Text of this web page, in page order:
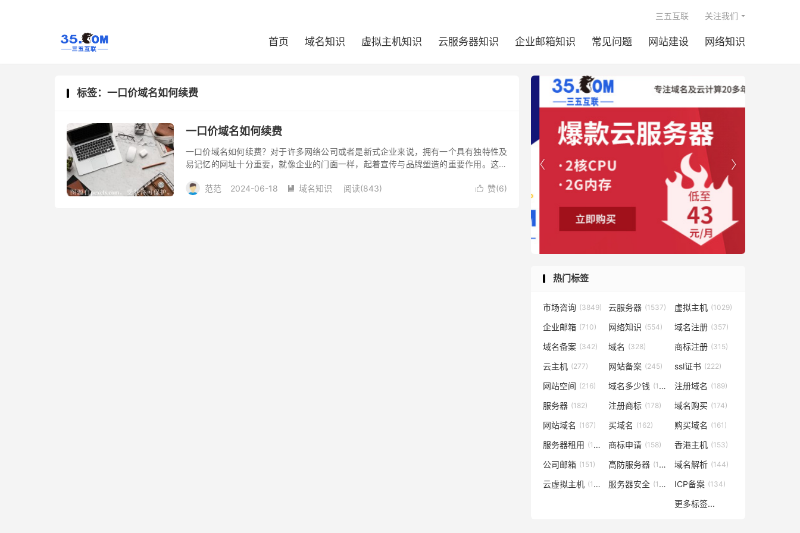
首页 域名知识 虚拟主机知识 云服务器知识 企业邮箱知识 常见问题 网站建设 网络知识
三五互联 关注我们
标签：一口价域名如何续费
一口价域名如何续费
一口价域名如何续费？对于许多网络公司或者是新式企业来说，拥有一个具有独特性及
易记忆的网址十分重要，就像企业的门面一样，起着宣传与品牌塑造的重要作用。这便
范范
2024-06-18  域名知识 阅读(843)  赞(6)


热门标签
市场咨询 (3849) 云服务器 (1537) 虚拟主机 (1029)
企业邮箱 (710) 网络知识 (554) 域名注册 (357)
域名备案 (342) 域名 (328) 商标注册 (315)
云主机 (277) 网站备案 (245) ssl证书 (222)
网站空间 (216) 域名多少钱 (194) 注册域名 (189)
服务器 (182) 注册商标 (178) 域名购买 (174)
网站域名 (167) 买域名 (162) 购买域名 (161)
服务器租用 (160) 商标申请 (158) 香港主机 (153)
公司邮箱 (151) 高防服务器 (146) 域名解析 (144)
云虚拟主机 (140) 服务器安全 (137) ICP备案 (134)
更多标签...